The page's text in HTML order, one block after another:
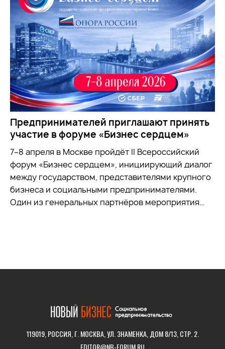
Предпринимателей приглашают принять
участие в форуме «Бизнес сердцем»
7–8 апреля в Москве пройдёт II Всероссийский
форум «Бизнес сердцем», инициирующий диалог
между государством, представителями крупного
бизнеса и социальными предпринимателями.
Один из генеральных партнёров мероприятия…
119019, РОССИЯ, Г. МОСКВА, УЛ. ЗНАМЕНКА, ДОМ 8/13, СТР. 2.
EDITOR@NB-FORUM.RU